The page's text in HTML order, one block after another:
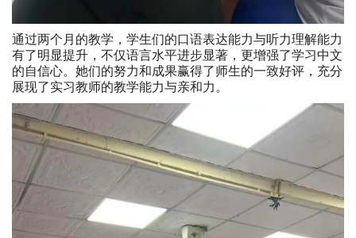
通过两个月的教学，学生们的口语表达能力与听力理解能力
有了明显提升，不仅语言水平进步显著，更增强了学习中文
的自信心。她们的努力和成果赢得了师生的一致好评，充分
展现了实习教师的教学能力与亲和力。